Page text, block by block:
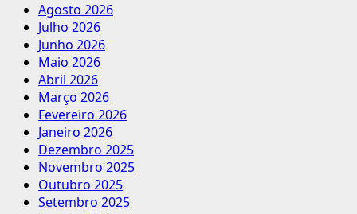
Agosto 2026
Julho 2026
Junho 2026
Maio 2026
Abril 2026
Março 2026
Fevereiro 2026
Janeiro 2026
Dezembro 2025
Novembro 2025
Outubro 2025
Setembro 2025